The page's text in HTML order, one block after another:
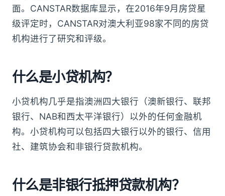
面。CANSTAR数据库显示，在2016年9月房贷星
级评定时，CANSTAR对澳大利亚98家不同的房贷
机构进行了研究和评级。
什么是小贷机构？
小贷机构几乎是指澳洲四大银行（澳新银行、联邦
银行、NAB和西太平洋银行）以外的任何金融机
构。小贷机构可以包括四大银行以外的银行、信用
社、建筑协会和非银行贷款机构。
什么是非银行抵押贷款机构？